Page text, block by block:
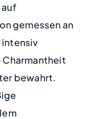
gemessen an
bewahrt.